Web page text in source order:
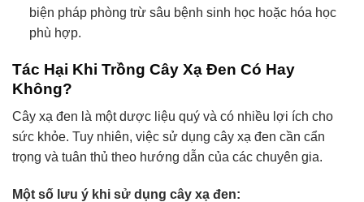
biện pháp phòng trừ sâu bệnh sinh học hoặc hóa học
phù hợp.
Tác Hại Khi Trồng Cây Xạ Đen Có Hay
Không?
Cây xạ đen là một dược liệu quý và có nhiều lợi ích cho
sức khỏe. Tuy nhiên, việc sử dụng cây xạ đen cần cẩn
trọng và tuân thủ theo hướng dẫn của các chuyên gia.
Một số lưu ý khi sử dụng cây xạ đen: